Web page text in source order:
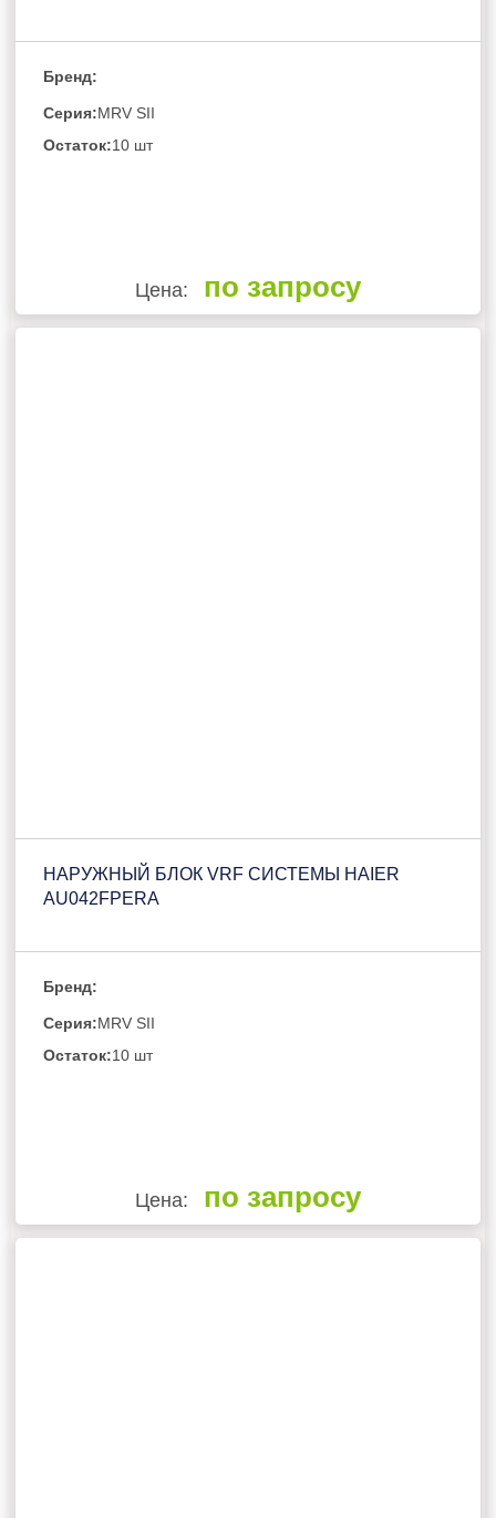
Бренд:
Серия:MRV SII
Остаток:10 шт
Цена: по запросу
НАРУЖНЫЙ БЛОК VRF СИСТЕМЫ HAIER
AU042FPERA
Бренд:
Серия:MRV SII
Остаток:10 шт
Цена: по запросу